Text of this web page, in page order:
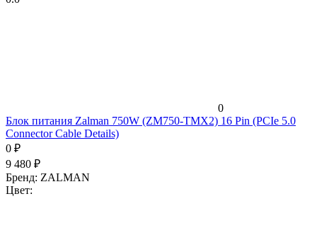
0
Блок питания Zalman 750W (ZM750-TMX2) 16 Pin (PCIe 5.0
Connector Cable Details)
0 ₽
9 480 ₽
Бренд: ZALMAN
Цвет: